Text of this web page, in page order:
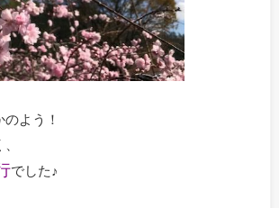
よう！
でした♪